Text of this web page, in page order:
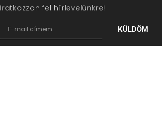
Iratkozzon fel hírlevelünkre!
KÜLDÖM